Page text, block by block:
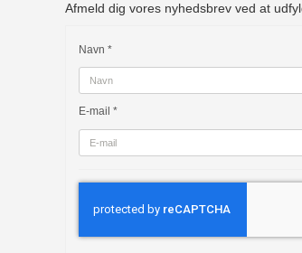
Afmeld dig vores nyhedsbrev ved at
Navn *
E-mail *